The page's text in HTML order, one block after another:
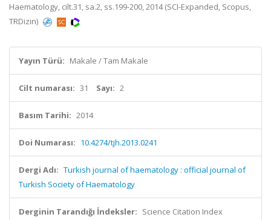
Haematology, cilt.31, sa.2, ss.199-200, 2014 (SCI-Expanded, Scopus,
TRDizin)
Yayın Türü: Makale / Tam Makale
Cilt numarası: 31 Sayı: 2
Basım Tarihi: 2014
Doi Numarası: 10.4274/tjh.2013.0241
Dergi Adı: Turkish journal of haematology : official journal of
Turkish Society of Haematology
Derginin Tarandığı İndeksler: Science Citation Index